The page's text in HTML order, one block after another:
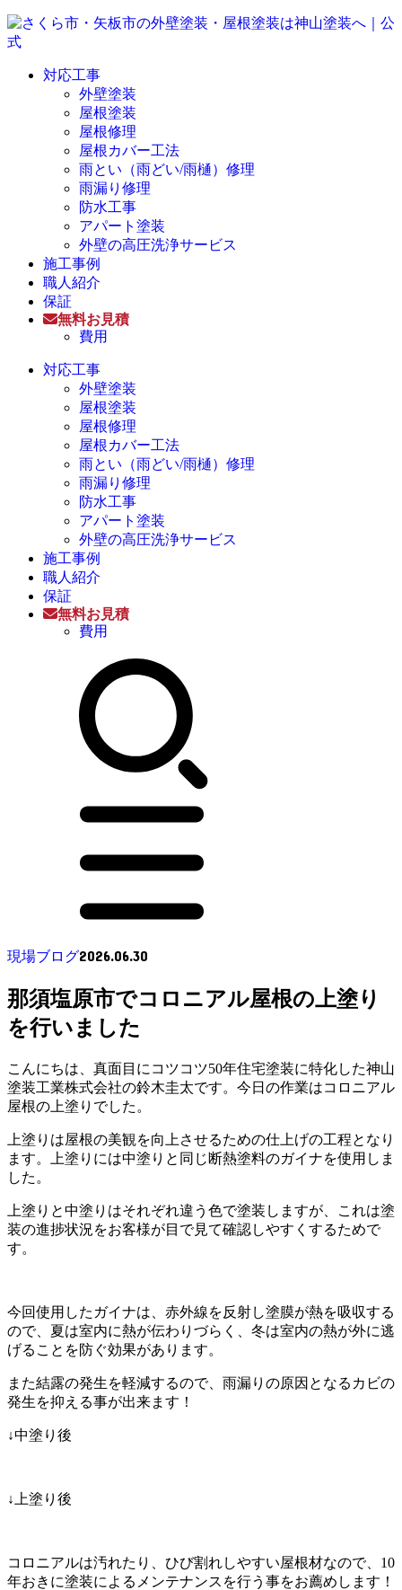
対応工事
外壁塗装
屋根塗装
屋根修理
屋根カバー工法
雨とい（雨どい/雨樋）修理
雨漏り修理
防水工事
アパート塗装
外壁の高圧洗浄サービス
施工事例
職人紹介
保証
無料お見積
費用
対応工事
外壁塗装
屋根塗装
屋根修理
屋根カバー工法
雨とい（雨どい/雨樋）修理
雨漏り修理
防水工事
アパート塗装
外壁の高圧洗浄サービス
施工事例
職人紹介
保証
無料お見積
費用
現場ブログ2026.06.30
那須塩原市でコロニアル屋根の上塗り
を行いました
こんにちは、真面目にコツコツ50年住宅塗装に特化した神山
塗装工業株式会社の鈴木圭太です。今日の作業はコロニアル
屋根の上塗りでした。
上塗りは屋根の美観を向上させるための仕上げの工程となり
ます。上塗りには中塗りと同じ断熱塗料のガイナを使用しま
した。
上塗りと中塗りはそれぞれ違う色で塗装しますが、これは塗
装の進捗状況をお客様が目で見て確認しやすくするためで
す。
今回使用したガイナは、赤外線を反射し塗膜が熱を吸収する
ので、夏は室内に熱が伝わりづらく、冬は室内の熱が外に逃
げることを防ぐ効果があります。
また結露の発生を軽減するので、雨漏りの原因となるカビの
発生を抑える事が出来ます！
↓中塗り後
↓上塗り後
コロニアルは汚れたり、ひび割れしやすい屋根材なので、10
年おきに塗装によるメンテナンスを行う事をお薦めします！